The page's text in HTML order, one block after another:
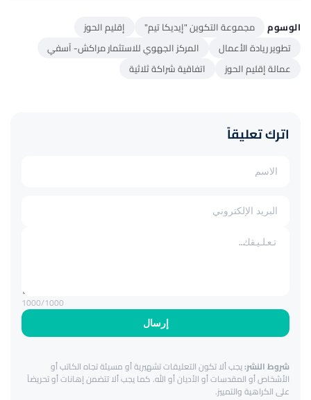
الوسوم مجموعة التكوين "إيديكا تيم"
إقليم الحوز
تطوير ريادة الأعمال
المركز الجهوي للاستثمار مراكش- آسفي
عمالة إقليم الحوز
اتفاقية شراكة ثلاثية
اترك تعليقاً
إرسال
1000/1000
شروط النشر:يجب ألا تكون التعليقات تشهيرية أو مسيئة تجاه الكاتب أو
الأشخاص أو المقدسات أو الأديان أو الله. كما يجب ألا تتضمن إهانات أو تحريضاً
على الكراهية والتمييز.